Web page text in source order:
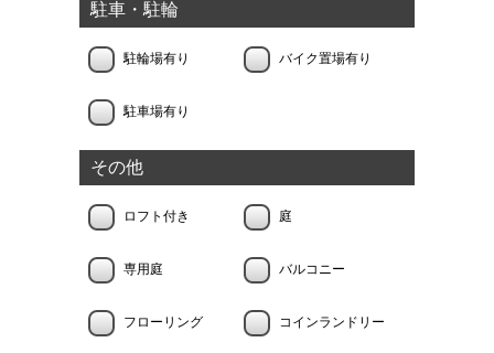
駐車・駐輪
駐輪場有り バイク置場有り
駐車場有り
その他
ロフト付き 庭
専用庭 バルコニー
フローリング コインランドリー